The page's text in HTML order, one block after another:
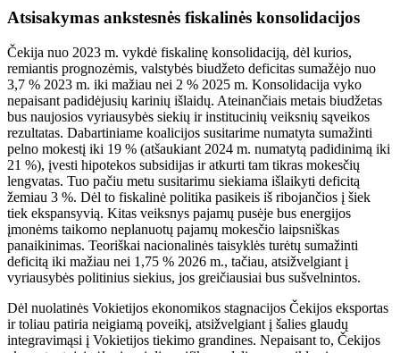
Atsisakymas ankstesnės fiskalinės konsolidacijos
Čekija nuo 2023 m. vykdė fiskalinę konsolidaciją, dėl kurios,
remiantis prognozėmis, valstybės biudžeto deficitas sumažėjo nuo
3,7 % 2023 m. iki mažiau nei 2 % 2025 m. Konsolidacija vyko
nepaisant padidėjusių karinių išlaidų. Ateinančiais metais biudžetas
bus naujosios vyriausybės siekių ir institucinių veiksnių sąveikos
rezultatas. Dabartiniame koalicijos susitarime numatyta sumažinti
pelno mokestį iki 19 % (atšaukiant 2024 m. numatytą padidinimą iki
21 %), įvesti hipotekos subsidijas ir atkurti tam tikras mokesčių
lengvatas. Tuo pačiu metu susitarimu siekiama išlaikyti deficitą
žemiau 3 %. Dėl to fiskalinė politika pasikeis iš ribojančios į šiek
tiek ekspansyvią. Kitas veiksnys pajamų pusėje bus energijos
įmonėms taikomo neplanuotų pajamų mokesčio laipsniškas
panaikinimas. Teoriškai nacionalinės taisyklės turėtų sumažinti
deficitą iki mažiau nei 1,75 % 2026 m., tačiau, atsižvelgiant į
vyriausybės politinius siekius, jos greičiausiai bus sušvelnintos.
Dėl nuolatinės Vokietijos ekonomikos stagnacijos Čekijos eksportas
ir toliau patiria neigiamą poveikį, atsižvelgiant į šalies glaudų
integravimąsi į Vokietijos tiekimo grandines. Nepaisant to, Čekijos